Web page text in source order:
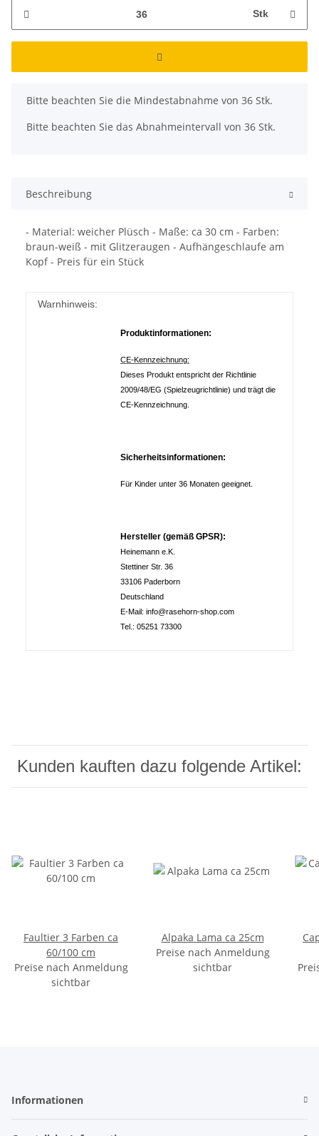
Stk
x
Bitte beachten Sie die Mindestabnahme von 36 Stk.
Bitte beachten Sie das Abnahmeintervall von 36 Stk.
Beschreibung
- Material: weicher Plüsch - Maße: ca 30 cm - Farben:
braun-weiß - mit Glitzeraugen - Aufhängeschlaufe am
Kopf - Preis für ein Stück
Warnhinweis:
Produktinformationen:
CE-Kennzeichnung:
Dieses Produkt entspricht der Richtlinie
2009/48/EG (Spielzeugrichtlinie) und trägt die
CE-Kennzeichnung.
Sicherheitsinformationen:
Für Kinder unter 36 Monaten geeignet.
Hersteller (gemäß GPSR):
Heinemann e.K.
Stettiner Str. 36
33106 Paderborn
Deutschland
E-Mail: info@rasehorn-shop.com
Tel.: 05251 73300
Kunden kauften dazu folgende Artikel:
Faultier 3 Farben ca
60/100 cm
Preise nach Anmeldung
sichtbar
Alpaka Lama ca 25cm
Preise nach Anmeldung
sichtbar
Informationen